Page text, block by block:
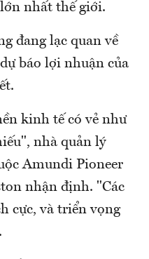
nhất thế giới.
đang lạc quan về
báo lợi nhuận của
kinh tế có vẻ như
nhà quản lý
Amundi Pioneer
nhận định. "Các
cực, và triển vọng